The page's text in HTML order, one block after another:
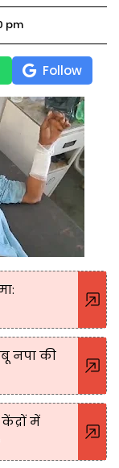
pm
Follow
नपा की
में